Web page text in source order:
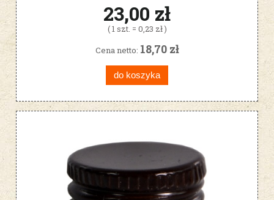
23,00 zł
( 1 szt. = 0,23 zł )
Cena netto: 18,70 zł
do koszyka